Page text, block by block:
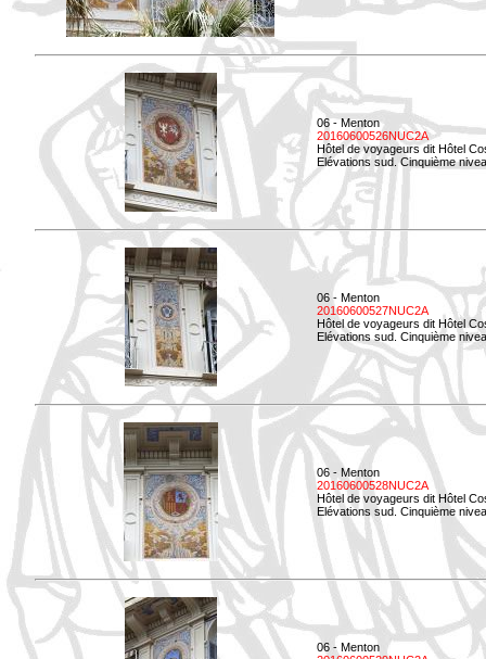
06 - Menton
20160600526NUC2A
Hôtel de voyageurs dit Hôtel
Elévations sud. Cinquième
06 - Menton
20160600527NUC2A
Hôtel de voyageurs dit Hôtel
Elévations sud. Cinquième
06 - Menton
20160600528NUC2A
Hôtel de voyageurs dit Hôtel
Elévations sud. Cinquième
06 - Menton